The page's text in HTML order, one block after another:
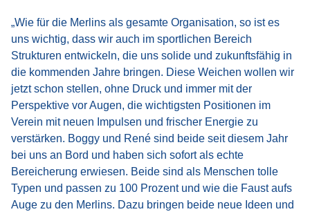
„Wie für die Merlins als gesamte Organisation, so ist es
uns wichtig, dass wir auch im sportlichen Bereich
Strukturen entwickeln, die uns solide und zukunftsfähig in
die kommenden Jahre bringen. Diese Weichen wollen wir
jetzt schon stellen, ohne Druck und immer mit der
Perspektive vor Augen, die wichtigsten Positionen im
Verein mit neuen Impulsen und frischer Energie zu
verstärken. Boggy und René sind beide seit diesem Jahr
bei uns an Bord und haben sich sofort als echte
Bereicherung erwiesen. Beide sind als Menschen tolle
Typen und passen zu 100 Prozent und wie die Faust aufs
Auge zu den Merlins. Dazu bringen beide neue Ideen und